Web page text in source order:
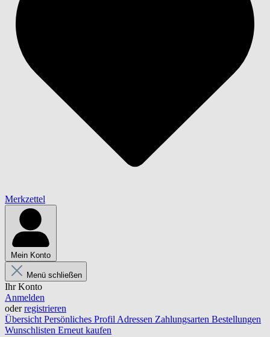
Merkzettel
Mein Konto
Menü schließen
Ihr Konto
Anmelden
oderregistrieren
Übersicht Persönliches Profil Adressen Zahlungsarten Bestellungen
Wunschlisten Erneut kaufen